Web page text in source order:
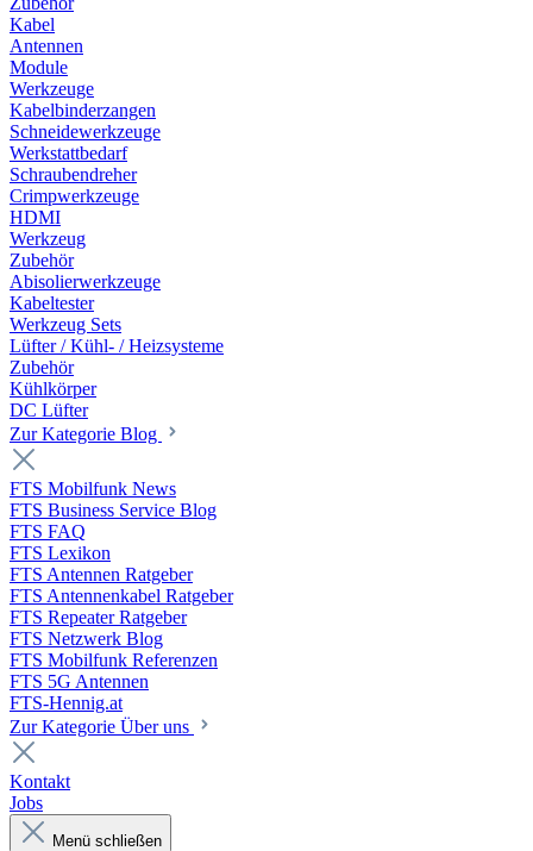
Kabel
Antennen
Module
Werkzeuge
Kabelbinderzangen
Schneidewerkzeuge
Werkstattbedarf
Schraubendreher
Crimpwerkzeuge
HDMI
Werkzeug
Zubehör
Abisolierwerkzeuge
Kabeltester
Werkzeug Sets
Lüfter / Kühl- / Heizsysteme
Zubehör
Kühlkörper
DC Lüfter
Zur Kategorie Blog
FTS Mobilfunk News
FTS Business Service Blog
FTS FAQ
FTS Lexikon
FTS Antennen Ratgeber
FTS Antennenkabel Ratgeber
FTS Repeater Ratgeber
FTS Netzwerk Blog
FTS Mobilfunk Referenzen
FTS 5G Antennen
FTS-Hennig.at
Zur Kategorie Über uns
Kontakt
Jobs
Menü schließen